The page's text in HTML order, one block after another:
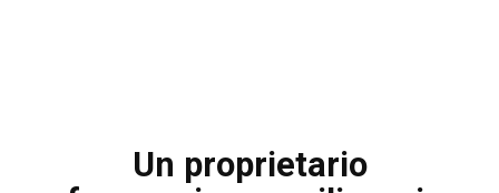
Un proprietario